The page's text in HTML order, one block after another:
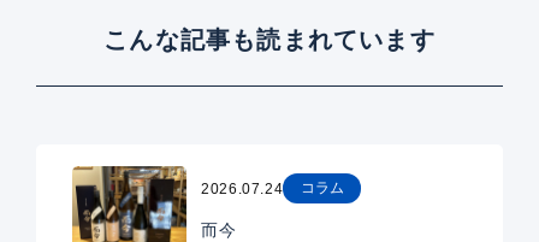
こんな記事も読まれています
2026.07.24 コラム
而今